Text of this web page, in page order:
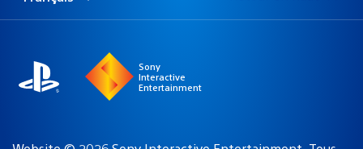
Sony
Interactive
Entertainment